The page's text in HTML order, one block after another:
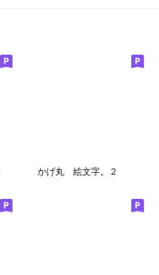
かげ丸 絵文字。２